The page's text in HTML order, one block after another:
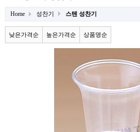
Home 성찬기 스텐 성찬기
낮은가격순 높은가격순 상품명순